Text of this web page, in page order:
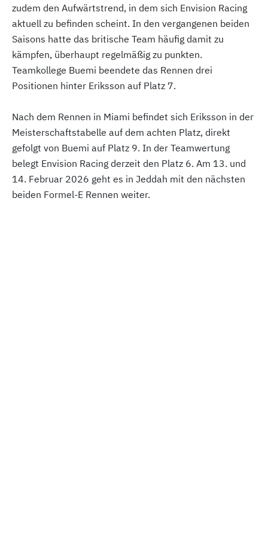
zudem den Aufwärtstrend, in dem sich Envision Racing
aktuell zu befinden scheint. In den vergangenen beiden
Saisons hatte das britische Team häufig damit zu
kämpfen, überhaupt regelmäßig zu punkten.
Teamkollege Buemi beendete das Rennen drei
Positionen hinter Eriksson auf Platz 7.
Nach dem Rennen in Miami befindet sich Eriksson in der
Meisterschaftstabelle auf dem achten Platz, direkt
gefolgt von Buemi auf Platz 9. In der Teamwertung
belegt Envision Racing derzeit den Platz 6. Am 13. und
14. Februar 2026 geht es in Jeddah mit den nächsten
beiden Formel-E Rennen weiter.